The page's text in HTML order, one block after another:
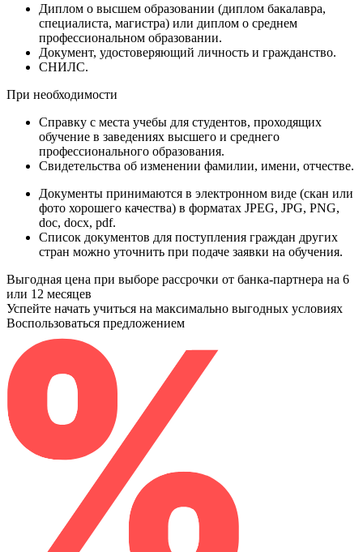
Диплом о высшем образовании (диплом бакалавра,
специалиста, магистра) или диплом о среднем
профессиональном образовании.
Документ, удостоверяющий личность и гражданство.
СНИЛС.
При необходимости
Справку с места учебы для студентов, проходящих
обучение в заведениях высшего и среднего
профессионального образования.
Свидетельства об изменении фамилии, имени, отчестве.
Документы принимаются в электронном виде (скан или
фото хорошего качества) в форматах JPEG, JPG, PNG,
doc, docx, pdf.
Список документов для поступления граждан других
стран можно уточнить при подаче заявки на обучения.
Выгодная цена при выборе рассрочки от банка-партнера на 6
или 12 месяцев
Успейте начать учиться на максимально выгодных условиях
Воспользоваться предложением